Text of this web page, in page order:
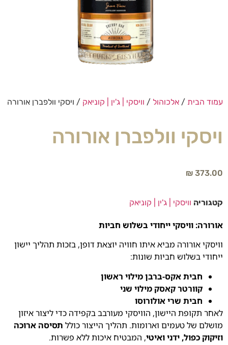
עמוד הבית / אלכוהול / וויסקי | ג'ין | קוניאק / ויסקי וולפברן אורורה
ויסקי וולפברן אורורה
₪ 373.00
קטגוריה וויסקי | ג'ין | קוניאק
אורורה: וויסקי ייחודי בשלוש חביות
וויסקי אורורה מביא איתו חוויה יוצאת דופן, בזכות תהליך יישון
ייחודי בשלוש חביות שונות:
חבית אקס-ברבן מילוי ראשון
קוורטר קאסק מילוי שני
חבית שרי אולורוסו
לאחר תקופת היישון, הוויסקי מעורבב בקפידה כדי ליצור איזון
מושלם של טעמים וארומות. תהליך הייצור כולל תסיסה ארוכה
וזיקוק כפול, ידני ואיטי, המבטיח איכות ללא פשרות.